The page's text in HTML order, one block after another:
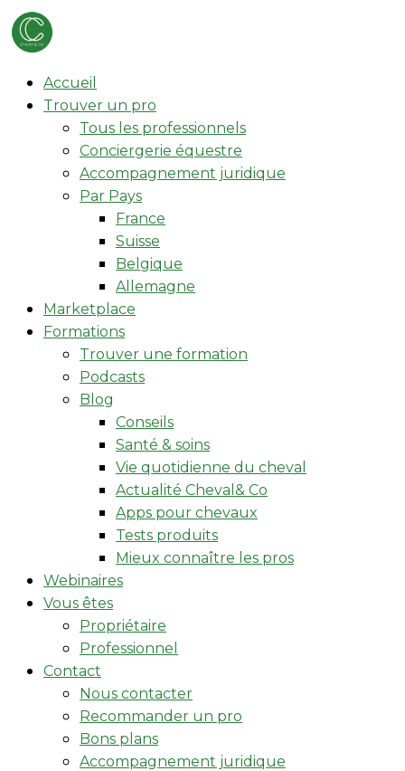
Accueil
Trouver un pro
Tous les professionnels
Conciergerie équestre
Accompagnement juridique
Par Pays
France
Suisse
Belgique
Allemagne
Marketplace
Formations
Trouver une formation
Podcasts
Blog
Conseils
Santé & soins
Vie quotidienne du cheval
Actualité Cheval& Co
Apps pour chevaux
Tests produits
Mieux connaître les pros
Webinaires
Vous êtes
Propriétaire
Professionnel
Contact
Nous contacter
Recommander un pro
Bons plans
Accompagnement juridique